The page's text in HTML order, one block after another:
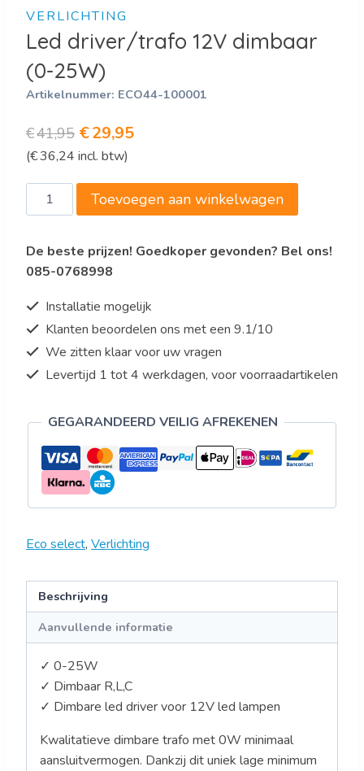
VERLICHTING
Led driver/trafo 12V dimbaar
(0-25W)
Artikelnummer: ECO44-100001
€41,95 Oorspronkelijke
prijs
was:
€41,95.
€29,95Huidige
is:
€29,95.
(€36,24 incl. btw)
driver/trafo
dimbaar
(0-
aantal
Toevoegen aan winkelwagen
De beste prijzen! Goedkoper gevonden? Bel ons!
085-0768998
Installatie mogelijk
Klanten beoordelen ons met een 9.1/10
We zitten klaar voor uw vragen
Levertijd 1 tot 4 werkdagen, voor voorraadartikelen
GEGARANDEERD VEILIG AFREKENEN
Eco select, Verlichting
Beschrijving
Aanvullende informatie
✓ 0-25W
✓ Dimbaar R,L,C
✓ Dimbare led driver voor 12V led lampen
Kwalitatieve dimbare trafo met 0W minimaal
aansluitvermogen. Dankzij dit uniek lage minimum